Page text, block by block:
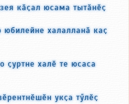
кӑҫал юсама тытӑнӗҫ
юбилейне халалланӑ каҫ
ҫуртне халӗ те юсаса
укҫа тӳлӗҫ